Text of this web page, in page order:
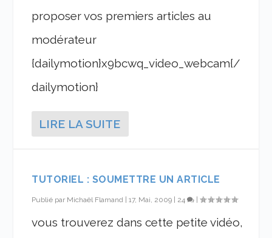
proposer vos premiers articles au
modérateur
{dailymotion}x9bcwq_video_webcam{/
dailymotion}
LIRE LA SUITE
TUTORIEL : SOUMETTRE UN ARTICLE
Publié par Michaël Flamand |17, Mai, 2009 24 |
vous trouverez dans cette petite vidéo,